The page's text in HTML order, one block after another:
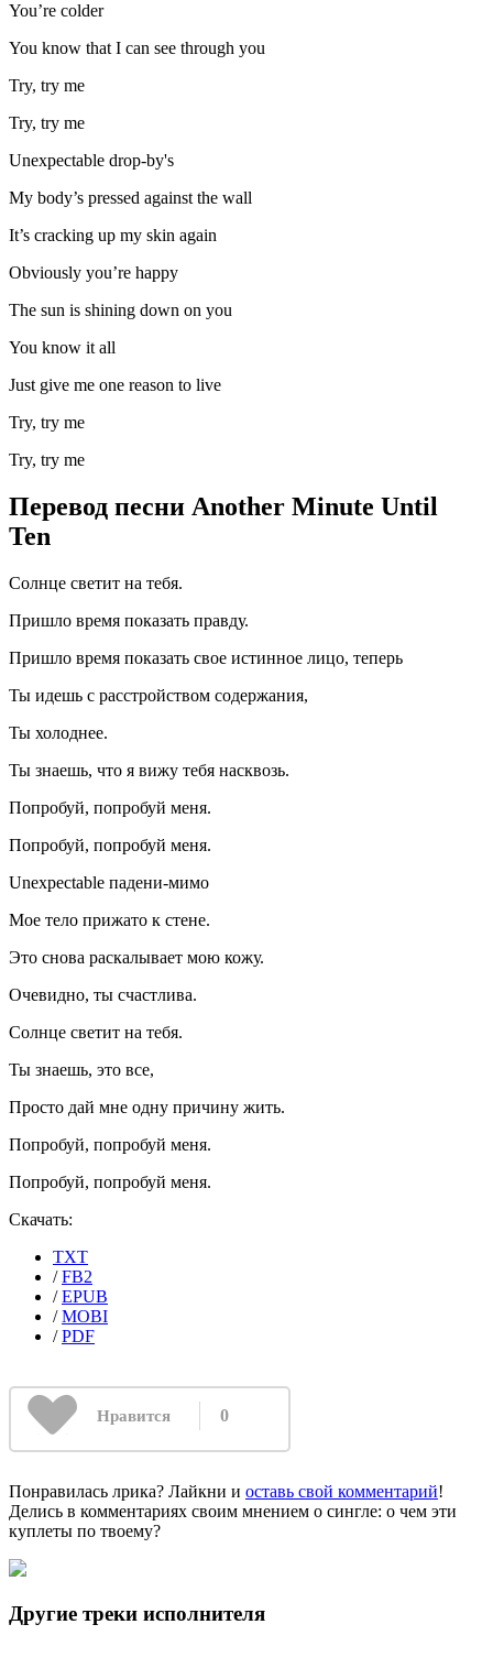
You’re colder
You know that I can see through you
Try, try me
Try, try me
Unexpectable drop-by's
My body’s pressed against the wall
It’s cracking up my skin again
Obviously you’re happy
The sun is shining down on you
You know it all
Just give me one reason to live
Try, try me
Try, try me
Перевод песни Another Minute Until
Ten
Солнце светит на тебя.
Пришло время показать правду.
Пришло время показать свое истинное лицо, теперь
Ты идешь с расстройством содержания,
Ты холоднее.
Ты знаешь, что я вижу тебя насквозь.
Попробуй, попробуй меня.
Попробуй, попробуй меня.
Unexpectable падени-мимо
Мое тело прижато к стене.
Это снова раскалывает мою кожу.
Очевидно, ты счастлива.
Солнце светит на тебя.
Ты знаешь, это все,
Просто дай мне одну причину жить.
Попробуй, попробуй меня.
Попробуй, попробуй меня.
Скачать:
TXT
/FB2
/EPUB
/MOBI
/PDF
Нравится 0
Понравилась лрика? Лайкни и оставь свой комментарий!
Делись в комментариях своим мнением о сингле: о чем эти
куплеты по твоему?
Другие треки исполнителя